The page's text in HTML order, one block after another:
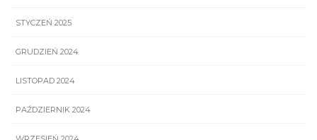
STYCZEŃ 2025
GRUDZIEŃ 2024
LISTOPAD 2024
PAŹDZIERNIK 2024